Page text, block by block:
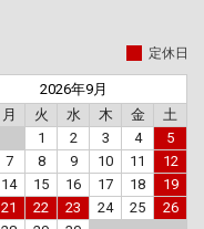
定休日
2026年9月
月 火 水 木 金
土
1
2 3 4
5
7 8 9 10 11
12
14 15 16 17 18
19
21 22 23 24 25
26